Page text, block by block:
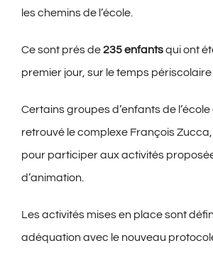
les chemins de l’école.
Ce sont prés de235 enfantsqui ont
premier jour, sur le temps périscolaire
Certains groupes d’enfants de
retrouvé le complexe François
pour participer aux activités
d’animation.
Les activités mises en place sont
adéquation avec le nouveau